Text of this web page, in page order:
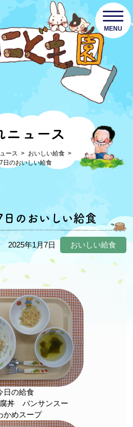
MENU
ニュース
ース
おいしい給食
日のおいしい給食
のおいしい給食
2025年1月7日 おいしい給食
日の給食
腐丼 バンサンスー
かめスープ